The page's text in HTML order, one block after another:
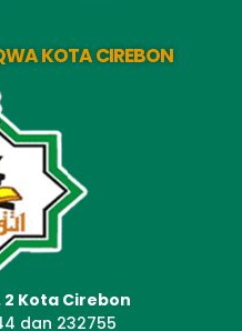
KOTA CIREBON
2 Kota Cirebon
dan 232755